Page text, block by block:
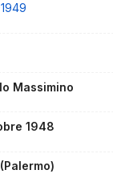
Massimino
1948
(Palermo)